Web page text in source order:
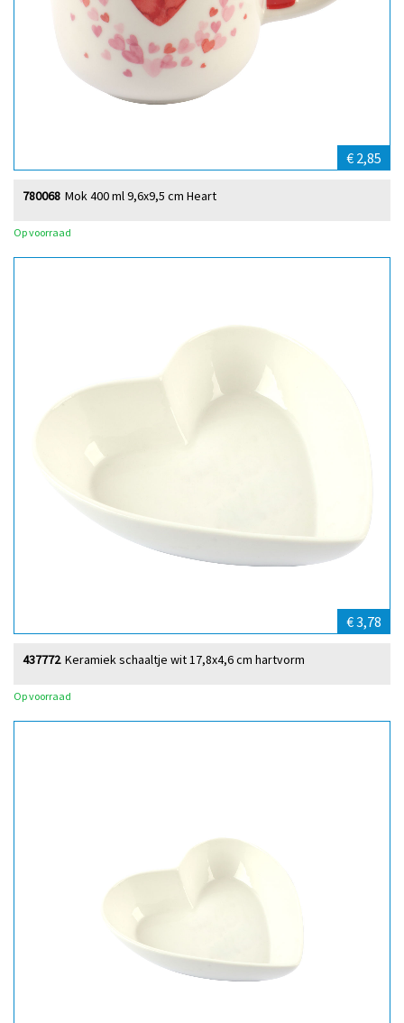
€ 2,85
Mok 400 ml 9,6x9,5 cm Heart
780068
Op voorraad
€ 3,78
Keramiek schaaltje wit 17,8x4,6 cm hartvorm
437772
Op voorraad